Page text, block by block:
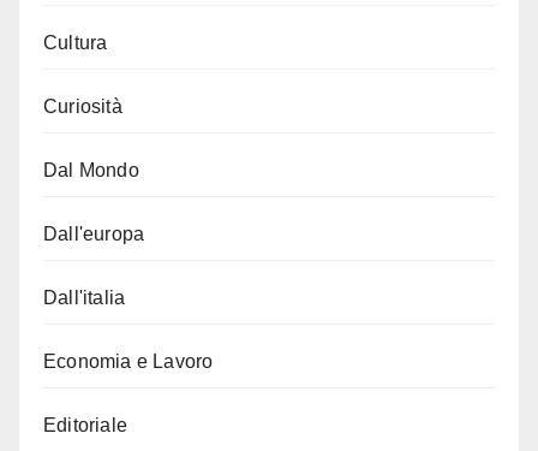
Cultura
Curiosità
Dal Mondo
Dall'europa
Dall'italia
Economia e Lavoro
Editoriale